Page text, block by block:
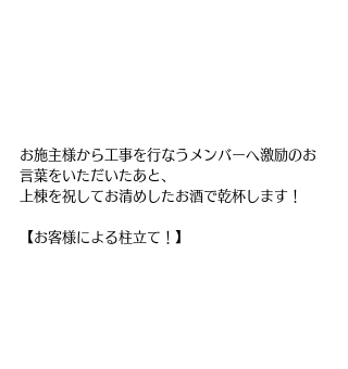
お施主様から工事を行なうメンバーへ激励のお
言葉をいただいたあと、
上棟を祝してお清めしたお酒で乾杯します！
【お客様による柱立て！】